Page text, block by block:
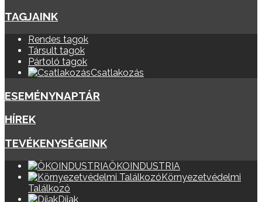
TAGJAINK
Rendes tagok
Társult tagok
Pártoló tagok
Csatlakozás
ESEMÉNYNAPTÁR
HÍREK
TEVÉKENYSÉGEINK
ÖKOINDUSTRIA
Környezetvédelmi
Találkozó
Díjak